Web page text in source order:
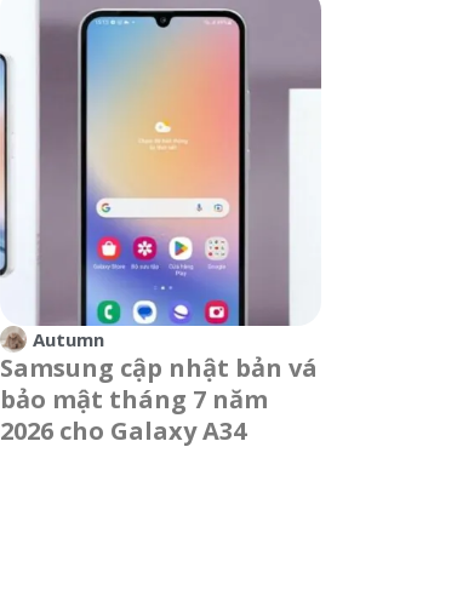
Autumn
Samsung cập nhật bản vá
bảo mật tháng 7 năm
2026 cho Galaxy A34